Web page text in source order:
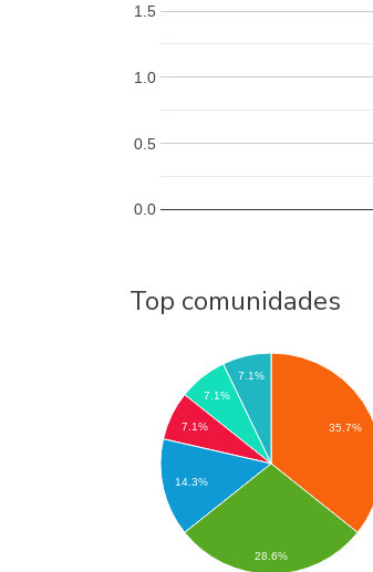
0.0
0.5
1.0
1.5
Top comunidades
35.7%
7.1%
7.1%
7.1%
14.3%
28.6%